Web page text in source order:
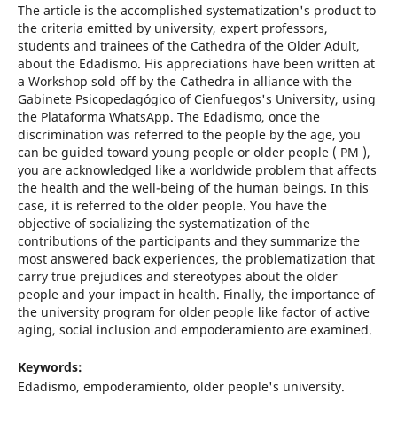
The article is the accomplished systematization's product to
the criteria emitted by university, expert professors,
students and trainees of the Cathedra of the Older Adult,
about the Edadismo. His appreciations have been written at
a Workshop sold off by the Cathedra in alliance with the
Gabinete Psicopedagógico of Cienfuegos's University, using
the Plataforma WhatsApp. The Edadismo, once the
discrimination was referred to the people by the age, you
can be guided toward young people or older people ( PM ),
you are acknowledged like a worldwide problem that affects
the health and the well-being of the human beings. In this
case, it is referred to the older people. You have the
objective of socializing the systematization of the
contributions of the participants and they summarize the
most answered back experiences, the problematization that
carry true prejudices and stereotypes about the older
people and your impact in health. Finally, the importance of
the university program for older people like factor of active
aging, social inclusion and empoderamiento are examined.
Keywords:
Edadismo, empoderamiento, older people's university.